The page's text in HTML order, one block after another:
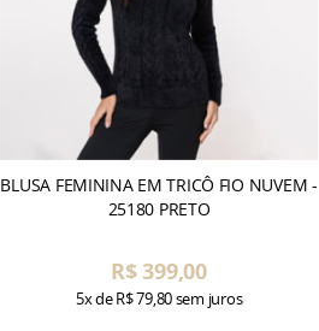
BLUSA FEMININA EM TRICÔ FIO NUVEM -
25180 PRETO
R$ 399,00
5xdeR$ 79,80sem juros